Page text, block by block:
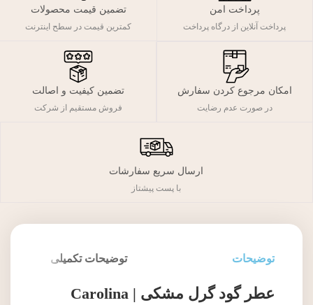
پرداخت امن
پرداخت آنلاین از درگاه پرداخت
تضمین قیمت محصولات
کمترین قیمت در سطح اینترنت
امکان مرجوع کردن سفارش
در صورت عدم رضایت
تضمین کیفیت و اصالت
فروش مستقیم از شرکت
ارسال سریع سفارشات
با پست پیشتاز
توضیحات توضیحات تکمیلی
عطر گود گرل مشکی | Carolina